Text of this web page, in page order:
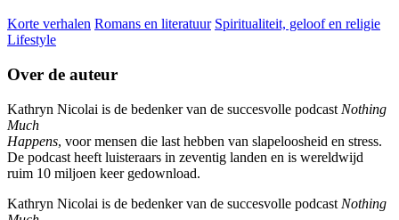
Korte verhalen Romans en literatuur Spiritualiteit, geloof en religie
Lifestyle
Over de auteur
Kathryn Nicolai is de bedenker van de succesvolle podcast Nothing
Much
Happens, voor mensen die last hebben van slapeloosheid en stress.
De podcast heeft luisteraars in zeventig landen en is wereldwijd
ruim 10 miljoen keer gedownload.
Kathryn Nicolai is de bedenker van de succesvolle podcast Nothing